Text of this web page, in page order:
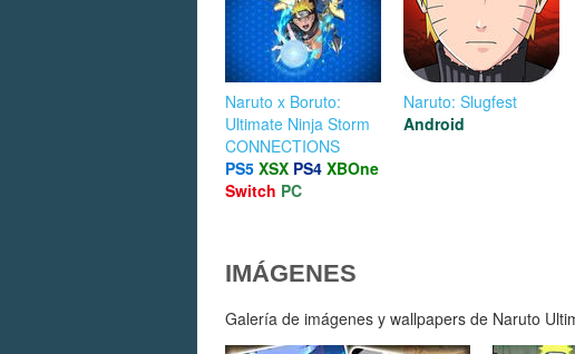
Naruto x Boruto:
Ultimate Ninja Storm
CONNECTIONS
PS5 XSX PS4 XBOne
Switch PC
Naruto: Slugfest
Android
IMÁGENES
Galería de imágenes y wallpapers de Naruto